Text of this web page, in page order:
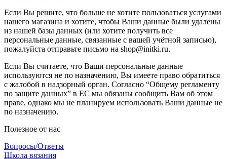
Если Вы решите, что больше не хотите пользоваться услугами
нашего магазина и хотите, чтобы Ваши данные были удалены
из нашей базы данных (или хотите получить все
персональные данные, связанные с вашей учётной записью),
пожалуйста отправьте письмо на shop@initki.ru.
Если Вы считаете, что Ваши персональные данные
используются не по назначению, Вы имеете право обратиться
с жалобой в надзорный орган. Согласно “Общему регламенту
по защите данных” в ЕС мы обязаны сообщить Вам об этом
праве, однако мы не планируем использовать Ваши данные не
по назначению.
Полезное от нас
Вопросы/Ответы
Школа вязания